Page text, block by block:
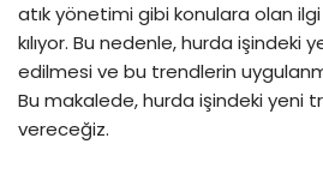
atık yönetimi gibi konulara olan
kılıyor. Bu nedenle, hurda işindeki
edilmesi ve bu trendlerin
Bu makalede, hurda işindeki yeni
vereceğiz.